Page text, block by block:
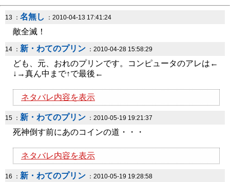
13 ： 名無し ：2010-04-13 17:41:24
敵全滅！
14 ： 新・わてのプリン ：2010-04-28 15:58:29
ども、元、おれのプリンです。コンピュータのアレは←
↓→真ん中まで↑で最後←
ネタバレ内容を表示
15 ： 新・わてのプリン ：2010-05-19 19:21:37
死神倒す前にあのコインの道・・・
ネタバレ内容を表示
16 ： 新・わてのプリン ：2010-05-19 19:28:58